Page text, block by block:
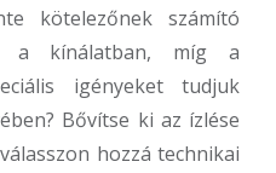
kötelezőnek számító
a kínálatban, míg a
igényeket tudjuk
Bővítse ki az ízlése
hozzá technikai